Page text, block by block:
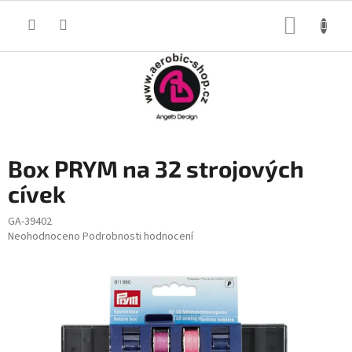
Box PRYM na 32 strojových
cívek
GA-39402
Průměrné
Neohodnoceno Podrobnosti hodnocení